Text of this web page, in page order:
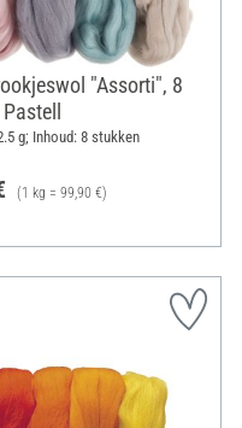
"Assorti", 8
g; Inhoud: 8 stukken
(1 kg = 99,90 €)